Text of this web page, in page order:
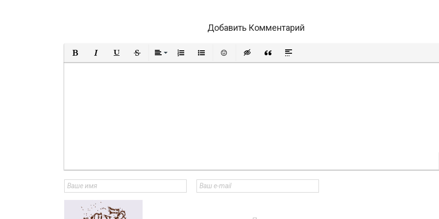
Добавить Комментарий
Полужирный
КурсивПодчеркнутый
ЗачеркнутыйВыравнивание
Нумерованный список
Маркированный список
Вставить смайлик
Вставка скрытого текста
Вставка цитаты
Вставка спойлера